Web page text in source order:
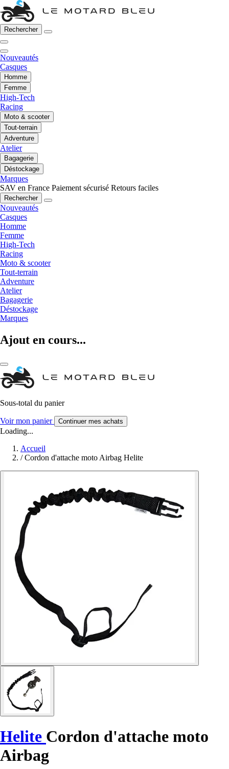
Rechercher
Nouveautés
Casques
Homme
Femme
High-Tech
Racing
Moto & scooter
Tout-terrain
Adventure
Atelier
Bagagerie
Déstockage
Marques
SAV en France Paiement sécurisé Retours faciles
Rechercher
Nouveautés
Casques
Homme
Femme
High-Tech
Racing
Moto & scooter
Tout-terrain
Adventure
Atelier
Bagagerie
Déstockage
Marques
Ajout en cours...
Sous-total du panier
Voir mon panier Continuer mes achats
Loading...
Accueil
/ Cordon d'attache moto Airbag Helite
Helite Cordon d'attache moto
Airbag